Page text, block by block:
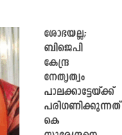
ശോഭയല്ല;
ബിജെപി
കേന്ദ്ര
നേതൃത്വം
പാലക്കാട്ടേയ്ക്ക്
പരിഗണിക്കുന്നത്
കെ